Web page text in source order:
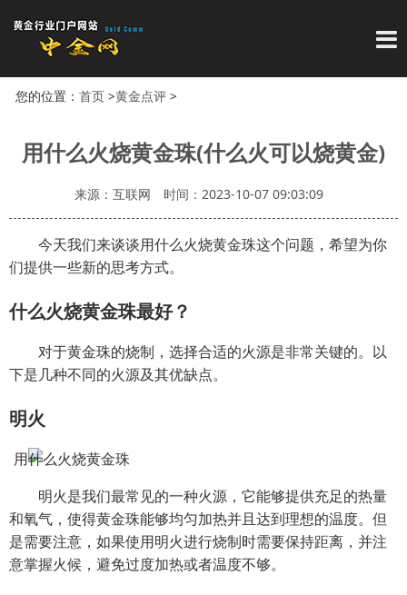
导
您的位置： 首页>黄金点评>
用什么火烧黄金珠(什么火可以烧黄金)
来源：互联网 时间：2023-10-07 09:03:09
今天我们来谈谈用什么火烧黄金珠这个问题，希望为你
们提供一些新的思考方式。
什么火烧黄金珠最好？
对于黄金珠的烧制，选择合适的火源是非常关键的。以
下是几种不同的火源及其优缺点。
明火
明火是我们最常见的一种火源，它能够提供充足的热量
和氧气，使得黄金珠能够均匀加热并且达到理想的温度。但
是需要注意，如果使用明火进行烧制时需要保持距离，并注
意掌握火候，避免过度加热或者温度不够。